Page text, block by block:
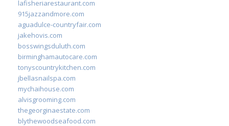
lafisheriarestaurant.com
915jazzandmore.com
aguadulce-countryfair.com
jakehovis.com
bosswingsduluth.com
birminghamautocare.com
tonyscountrykitchen.com
jbellasnailspa.com
mychaihouse.com
alvisgrooming.com
thegeorginaestate.com
blythewoodseafood.com